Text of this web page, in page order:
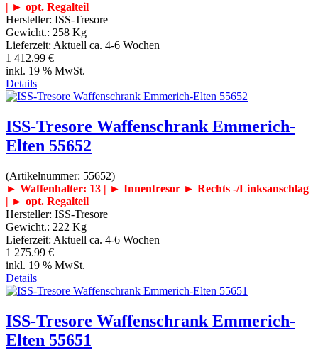
| ► opt. Regalteil
Hersteller: ISS-Tresore
Gewicht.: 258 Kg
Lieferzeit: Aktuell ca. 4-6 Wochen
1 412.99 €
inkl. 19 % MwSt.
Details
ISS-Tresore Waffenschrank Emmerich-
Elten 55652
(Artikelnummer: 55652)
► Waffenhalter: 13 | ► Innentresor ► Rechts -/Linksanschlag
| ► opt. Regalteil
Hersteller: ISS-Tresore
Gewicht.: 222 Kg
Lieferzeit: Aktuell ca. 4-6 Wochen
1 275.99 €
inkl. 19 % MwSt.
Details
ISS-Tresore Waffenschrank Emmerich-
Elten 55651